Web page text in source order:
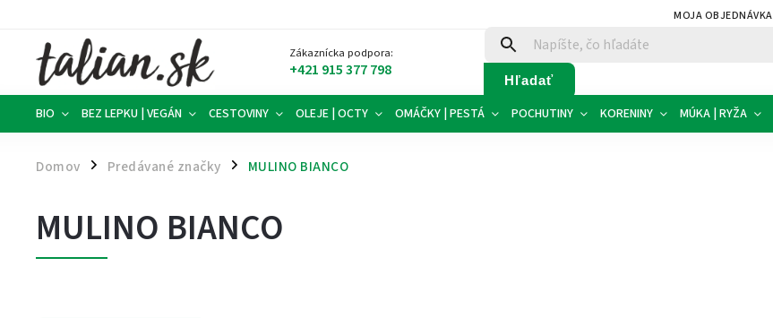
MOJA OBJEDNÁVKA
Zákaznícka podpora:
+421 915 377 798 Hľadať
BIO BEZ LEPKU | VEGÁN CESTOVINY OLEJE | OCTY OMÁČKY | PESTÁ POCHUTINY KORENINY MÚKA | RYŽA
Domov / Predávané značky / MULINO BIANCO
MULINO BIANCO